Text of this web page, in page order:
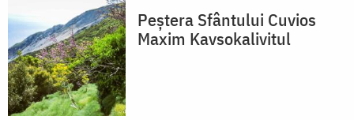
Peștera Sfântului Cuvios
Maxim Kavsokalivitul